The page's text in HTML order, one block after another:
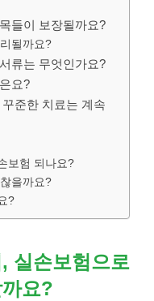
들이 보장될까요?
될까요?
류는 무엇인가요?
요?
준한 치료는 계속
보험 되나요?
을까요?
?
실손보험으로
요?